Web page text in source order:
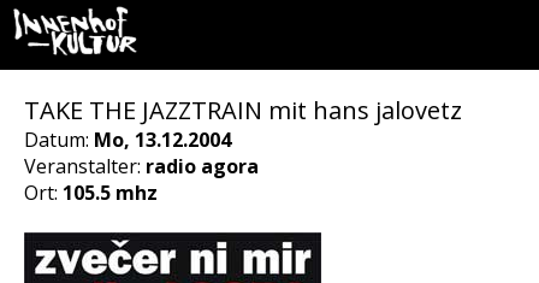
TAKE THE JAZZTRAIN mit hans jalovetz
Datum: Mo, 13.12.2004
Veranstalter: radio agora
Ort: 105.5 mhz